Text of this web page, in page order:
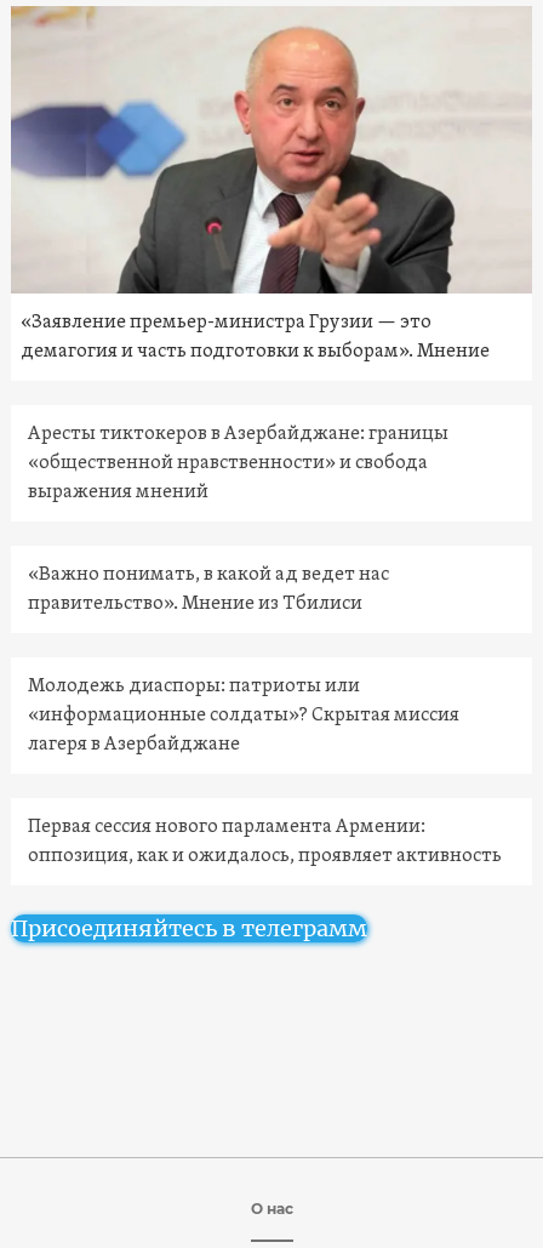
«Заявление премьер-министра Грузии — это
демагогия и часть подготовки к выборам». Мнение
Аресты тиктокеров в Азербайджане: границы
«общественной нравственности» и свобода
выражения мнений
«Важно понимать, в какой ад ведет нас
правительство». Мнение из Тбилиси
Молодежь диаспоры: патриоты или
«информационные солдаты»? Скрытая миссия
лагеря в Азербайджане
Первая сессия нового парламента Армении:
оппозиция, как и ожидалось, проявляет активность
Присоединяйтесь в телеграмм
О нас